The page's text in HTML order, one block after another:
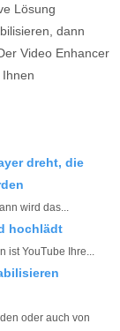
Lösung
dann
Video Enhancer
dreht, die
wird das...
hochlädt
YouTube Ihre...
oder auch von